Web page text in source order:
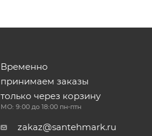
Временно
принимаем заказы
только через корзину
МО: 9:00 до 18:00 пн-птн
zakaz@santehmark.ru